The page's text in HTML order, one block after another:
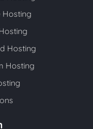
Hosting
Hosting
Hosting